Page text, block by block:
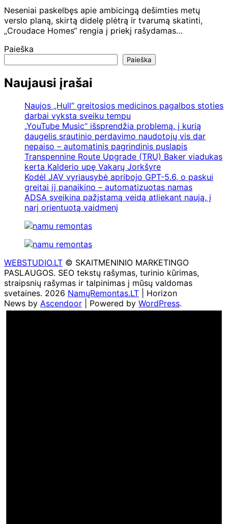
Neseniai paskelbęs apie ambicingą dešimties metų
verslo planą, skirtą didelę plėtrą ir tvarumą skatinti,
„Croudace Homes“ rengia į priekį rašydamas…
Paieška
Paieška
Naujausi įrašai
Naujos „Hull“ greitosios medicinos pagalbos stoties
darbai vyksta sveiku tempu
„YouTube Music“ išsprendžia problemą, į kurią
daugelis srautinio perdavimo naudotojų vis dar
nepaiso – automatinis pagrindinis puslapis
Transpennine Route Upgrade (TRU) Baker viadukas
kerta Kalderio upę Vakarų Jorkšyre
Kodėl JAV vyriausybė apribojo GPT-5.6, o paskui
greitai jį panaikino – automatizuotas namas
ADSA sveikina pažįstamą veidą atliekant naują, į
narį orientuotą vaidmenį
WEBSTUDIO.LT © SKAITMENINIO MARKETINGO
PASLAUGOS. SEO tekstų rašymas, turinio kūrimas,
straipsnių rašymas ir talpinimas į mūsų valdomas
svetaines. 2026 NamųRemontas.LT | Horizon
News by Ascendoor | Powered by WordPress.